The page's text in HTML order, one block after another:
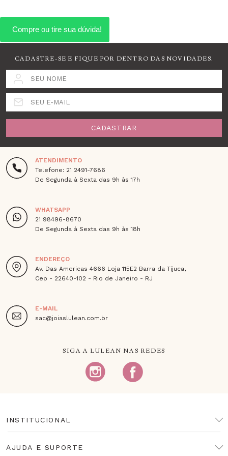
CADASTRE-SE E FIQUE POR DENTRO DAS NOVIDADES.
SEU NOME
SEU E-MAIL
CADASTRAR
ATENDIMENTO
Telefone: 21 2491-7686
De Segunda à Sexta das 9h às 17h
WHATSAPP
21 98496-8670
De Segunda à Sexta das 9h às 18h
ENDEREÇO
Av. Das Americas 4666 Loja 115E2 Barra da Tijuca,
Cep - 22640-102 - Rio de Janeiro - RJ
E-MAIL
sac@joiaslulean.com.br
SIGA A LULEAN NAS REDES
INSTITUCIONAL
AJUDA E SUPORTE